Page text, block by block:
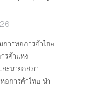
การหอการค้าไทย
รค้าแห่ง
ละนายกสภา
อการค้าไทย นำ